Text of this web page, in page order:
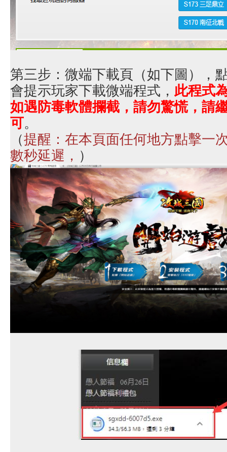
第三步：微端下載頁（如下圖），
會提示玩家下載微端程式， 此程式
如遇防毒軟體攔截，請勿驚慌，請
可。
（提醒：在本頁面任何地方點擊一
數秒延遲， ）